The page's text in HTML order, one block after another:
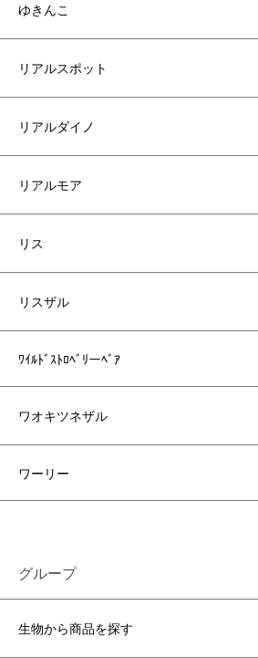
ゆきんこ
リアルスポット
リアルダイノ
リアルモア
リス
リスザル
ﾜｲﾙﾄﾞｽﾄﾛﾍﾞﾘーﾍﾞｱ
ワオキツネザル
ワーリー
グループ
生物から商品を探す